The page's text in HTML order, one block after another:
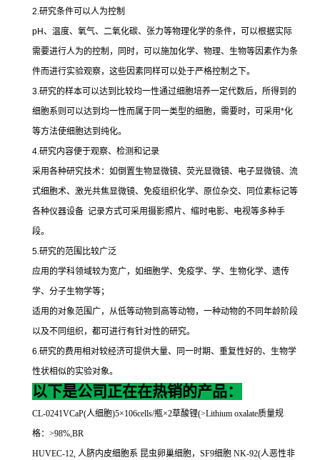
2.研究条件可以人为控制
pH、温度、氧气、二氧化碳、张力等物理化学的条件，可以根据实际
需要进行人为的控制，同时，可以施加化学、物理、生物等因素作为条
件而进行实验观察，这些因素同样可以处于严格控制之下。
3.研究的样本可以达到比较均一性通过细胞培养一定代数后，所得到的
细胞系则可以达到均一性而属于同一类型的细胞，需要时，可采用*化
等方法使细胞达到纯化。
4.研究内容便于观察、检测和记录
采用各种研究技术：如倒置生物显微镜、荧光显微镜、电子显微镜、流
式细胞术、激光共焦显微镜、免疫组织化学、原位杂交、同位素标记等
各种仪器设备 记录方式可采用摄影照片、缩时电影、电视等多种手
段。
5.研究的范围比较广泛
应用的学科领域较为宽广，如细胞学、免疫学、学、生物化学、遗传
学、分子生物学等；
适用的对象范围广，从低等动物到高等动物，一种动物的不同年龄阶段
以及不同组织，都可进行有针对性的研究。
6.研究的费用相对较经济可提供大量、同一时期、重复性好的、生物学
性状相似的实验对象。
以下是公司正在在热销的产品：
CL-0241VCaP(人细胞)5×106cells/瓶×2草酸锂(>Lithium oxalate质量规
格： >98%,BR
HUVEC-12, 人脐内皮细胞系 昆虫卵巢细胞， SF9细胞 NK-92(人恶性非